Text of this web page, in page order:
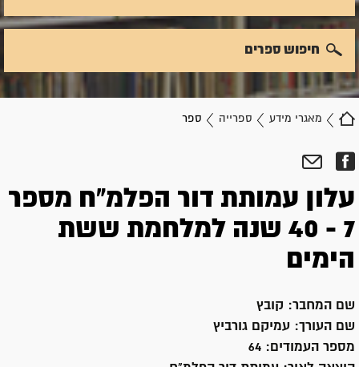
מאגרי מידע ספרייה ספר
חיפוש ספרים
עלון עמותת דור הפלמ"ח מספר
7 - 40 שנה למלחמת ששת
הימים
שם המחבר: קובץ
שם העורך: עמיקם גורביץ
מספר העמודים: 64